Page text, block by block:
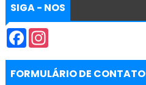
SIGA - NOS
F
e
b
I
t
a
FORMULÁRIO DE CONTATO